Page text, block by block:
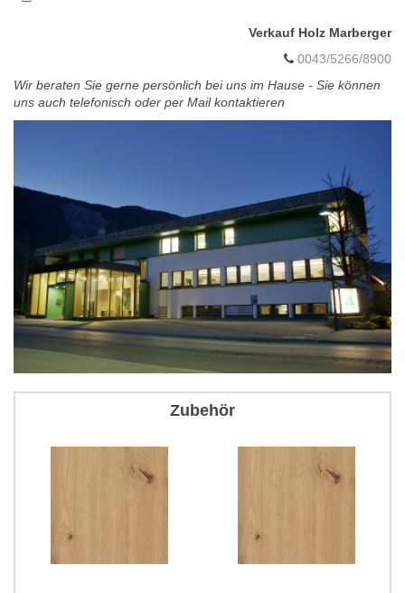
Verkauf Holz Marberger
0043/5266/8900
Wir beraten Sie gerne persönlich bei uns im Hause - Sie können
uns auch telefonisch oder per Mail kontaktieren
Zubehör